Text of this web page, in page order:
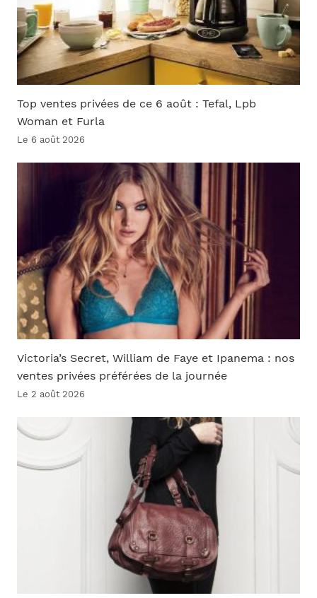
Top ventes privées de ce 6 août : Tefal, Lpb
Woman et Furla
Le 6 août 2026
Victoria’s Secret, William de Faye et Ipanema : nos
ventes privées préférées de la journée
Le 2 août 2026